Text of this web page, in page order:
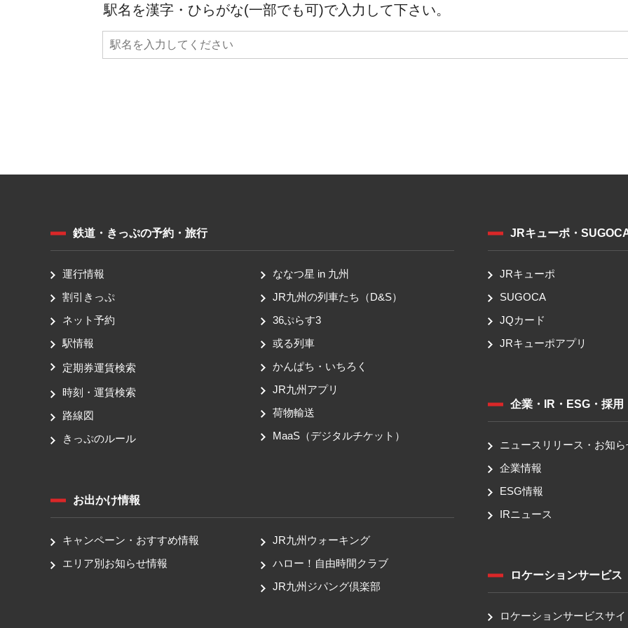
駅名を漢字・ひらがな(一部でも可)で入力して下さい。
鉄道・きっぷの予約・旅行
運行情報
割引きっぷ
ネット予約
駅情報
定期券運賃検索
時刻・運賃検索
路線図
きっぷのルール
ななつ星 in 九州
JR九州の列車たち（D&S）
36ぷらす3
或る列車
かんぱち・いちろく
JR九州アプリ
荷物輸送
MaaS（デジタルチケット）
お出かけ情報
キャンペーン・おすすめ情報
エリア別お知らせ情報
JR九州ウォーキング
ハロー！自由時間クラブ
JR九州ジパング倶楽部
JRキューポ・
JRキューポ
SUGOCA
JQカード
JRキューポアプリ
企業・IR・ESG・採用
ニュースリリース・お知ら
企業情報
ESG情報
IRニュース
ロケーションサービス
ロケーションサービスサイ